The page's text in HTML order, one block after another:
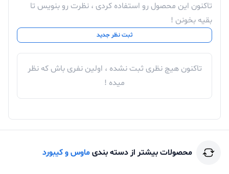
فروش لوازم جانبی لپ تاپ,موبایلو لوازم صوتیبا پایین
ترین قیمت در فروشگاه اینترنتی آریا
برای خرید موس سیم دار هاما یا سایر محصولات از فروشگاه
اینترنتی آریا با مشاورین فروش ما در تماس باشید.
تجربه یه حس خوب از خرید ツ
تاکنون این محصول رو استفاده کردی ، نظرت رو بنویس تا
بقیه بخونن !
ثبت نظر جدید
تاکنون هیچ نظری ثبت نشده ، اولین نفری باش که نظر
میده !
محصولات بیشتر از دسته بندیماوس و کیبورد